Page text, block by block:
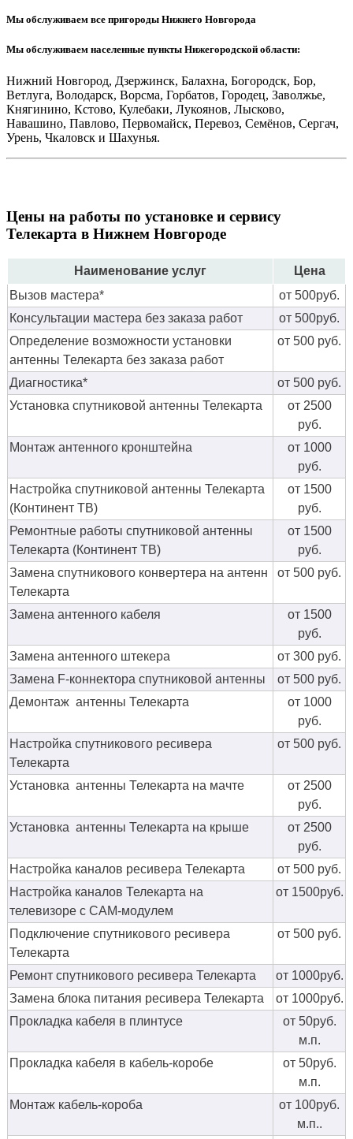
Мы обслуживаем все пригороды Нижнего Новгорода
Мы обслуживаем населенные пункты Нижегородской области:
Нижний Новгород, Дзержинск, Балахна, Богородск, Бор,
Ветлуга, Володарск, Ворсма, Горбатов, Городец, Заволжье,
Княгинино, Кстово, Кулебаки, Лукоянов, Лысково,
Навашино, Павлово, Первомайск, Перевоз, Семёнов, Сергач,
Урень, Чкаловск и Шахунья.
Цены на работы по установке и сервису
Телекарта в Нижнем Новгороде
Наименование услуг
Цена
Вызов мастера*
от 500руб.
Консультации мастера без заказа работ
от 500руб.
Определение возможности установки
антенны Телекарта без заказа работ
от 500 руб.
Диагностика*
от 500 руб.
Установка спутниковой антенны Телекарта
от 2500
руб.
Монтаж антенного кронштейна
от 1000
руб.
Настройка спутниковой антенны Телекарта
(Континент ТВ)
от 1500
руб.
Ремонтные работы спутниковой антенны
Телекарта (Континент ТВ)
от 1500
руб.
Замена спутникового конвертера на антенн
Телекарта
от 500 руб.
Замена антенного кабеля
от 1500
руб.
Замена антенного штекера
от 300 руб.
Замена F-коннектора спутниковой антенны
от 500 руб.
Демонтаж антенны Телекарта
от 1000
руб.
Настройка спутникового ресивера
Телекарта
от 500 руб.
Установка антенны Телекарта на мачте
от 2500
руб.
Установка антенны Телекарта на крыше
от 2500
руб.
Настройка каналов ресивера Телекарта
от 500 руб.
Настройка каналов Телекарта на
телевизоре с CAM-модулем
от 1500руб.
Подключение спутникового ресивера
Телекарта
от 500 руб.
Ремонт спутникового ресивера Телекарта
от 1000руб.
Замена блока питания ресивера Телекарта
от 1000руб.
Прокладка кабеля в плинтусе
от 50руб.
м.п.
Прокладка кабеля в кабель-коробе
от 50руб.
м.п.
Монтаж кабель-короба
от 100руб.
м.п..